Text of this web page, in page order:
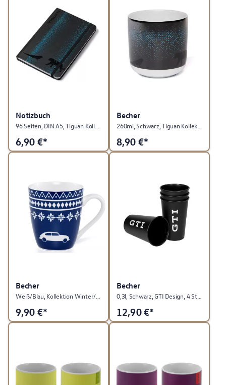
Notizbuch
96 Seiten, DIN A5, Tiguan Kollektion
6,90 €*
Becher
8,90 €*
Becher
Weiß/Blau, Kollektion Winter/Weihnachten
9,90 €*
Becher
0,3l, Schwarz, GTI Design, 4 Stück, GTI Highlight Kollektion
12,90€*